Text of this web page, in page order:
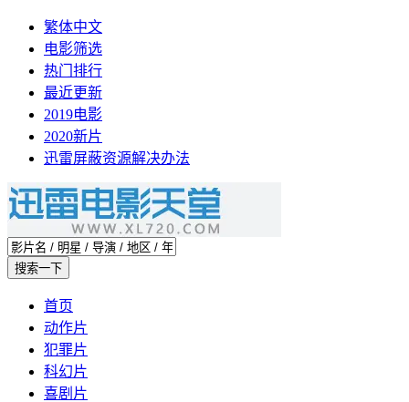
繁体中文
电影筛选
热门排行
最近更新
2019电影
2020新片
迅雷屏蔽资源解决办法
首页
动作片
犯罪片
科幻片
喜剧片